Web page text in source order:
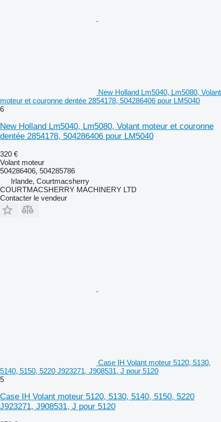
New Holland Lm5040, Lm5080, Volant
moteur et couronne dentée 2854178, 504286406 pour LM5040
6
New Holland Lm5040, Lm5080, Volant moteur et couronne
dentée 2854178, 504286406 pour LM5040
320 €
Volant moteur
504286406, 504285786
Irlande, Courtmacsherry
COURTMACSHERRY MACHINERY LTD
Contacter le vendeur
Case IH Volant moteur 5120, 5130,
5140, 5150, 5220 J923271, J908531, J pour 5120
5
Case IH Volant moteur 5120, 5130, 5140, 5150, 5220
J923271, J908531, J pour 5120